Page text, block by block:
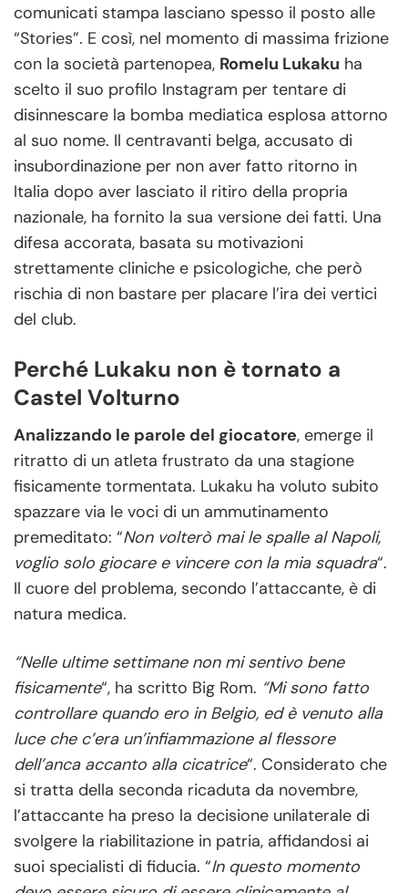
comunicati stampa lasciano spesso il posto alle
“Stories”. E così, nel momento di massima frizione
con la società partenopea, Romelu Lukaku ha
scelto il suo profilo Instagram per tentare di
disinnescare la bomba mediatica esplosa attorno
al suo nome. Il centravanti belga, accusato di
insubordinazione per non aver fatto ritorno in
Italia dopo aver lasciato il ritiro della propria
nazionale, ha fornito la sua versione dei fatti. Una
difesa accorata, basata su motivazioni
strettamente cliniche e psicologiche, che però
rischia di non bastare per placare l’ira dei vertici
del club.
Perché Lukaku non è tornato a
Castel Volturno
Analizzando le parole del giocatore, emerge il
ritratto di un atleta frustrato da una stagione
fisicamente tormentata. Lukaku ha voluto subito
spazzare via le voci di un ammutinamento
premeditato: “Non volterò mai le spalle al Napoli,
voglio solo giocare e vincere con la mia squadra“.
Il cuore del problema, secondo l’attaccante, è di
natura medica.
“Nelle ultime settimane non mi sentivo bene
fisicamente“, ha scritto Big Rom. “Mi sono fatto
controllare quando ero in Belgio, ed è venuto alla
luce che c’era un’infiammazione al flessore
dell’anca accanto alla cicatrice“. Considerato che
si tratta della seconda ricaduta da novembre,
l’attaccante ha preso la decisione unilaterale di
svolgere la riabilitazione in patria, affidandosi ai
suoi specialisti di fiducia. “In questo momento